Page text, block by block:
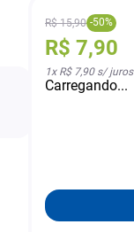
R$ 15,90 -50%
R$ 7,90
1x R$ 7,90s/ juros
Carregando...